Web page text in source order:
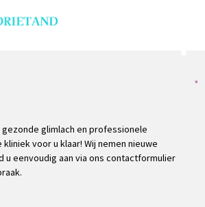
glimlach en professionele
voor u klaar! Wij nemen nieuwe
u eenvoudig aan via ons contactformulier